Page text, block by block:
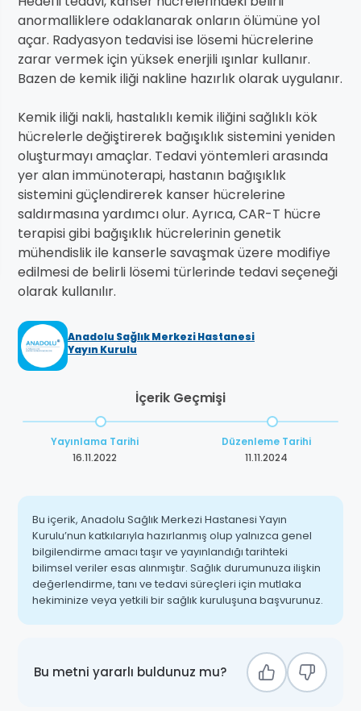
anormalliklere odaklanarak onların ölümüne yol
açar. Radyasyon tedavisi ise lösemi hücrelerine
zarar vermek için yüksek enerjili ışınlar kullanır.
Bazen de kemik iliği nakline hazırlık olarak uygulanır.
Kemik iliği nakli, hastalıklı kemik iliğini sağlıklı kök
hücrelerle değiştirerek bağışıklık sistemini yeniden
oluşturmayı amaçlar. Tedavi yöntemleri arasında
yer alan immünoterapi, hastanın bağışıklık
sistemini güçlendirerek kanser hücrelerine
saldırmasına yardımcı olur. Ayrıca, CAR-T hücre
terapisi gibi bağışıklık hücrelerinin genetik
mühendislik ile kanserle savaşmak üzere modifiye
edilmesi de belirli lösemi türlerinde tedavi seçeneği
olarak kullanılır.
Anadolu Sağlık Merkezi Hastanesi
Yayın Kurulu
İçerik Geçmişi
Yayınlama Tarihi
16.11.2022
Düzenleme Tarihi
11.11.2024
Bu içerik, Anadolu Sağlık Merkezi Hastanesi Yayın
Kurulu’nun katkılarıyla hazırlanmış olup yalnızca genel
bilgilendirme amacı taşır ve yayınlandığı tarihteki
bilimsel veriler esas alınmıştır. Sağlık durumunuza ilişkin
değerlendirme, tanı ve tedavi süreçleri için mutlaka
hekiminize veya yetkili bir sağlık kuruluşuna başvurunuz.
Bu metni yararlı buldunuz mu?